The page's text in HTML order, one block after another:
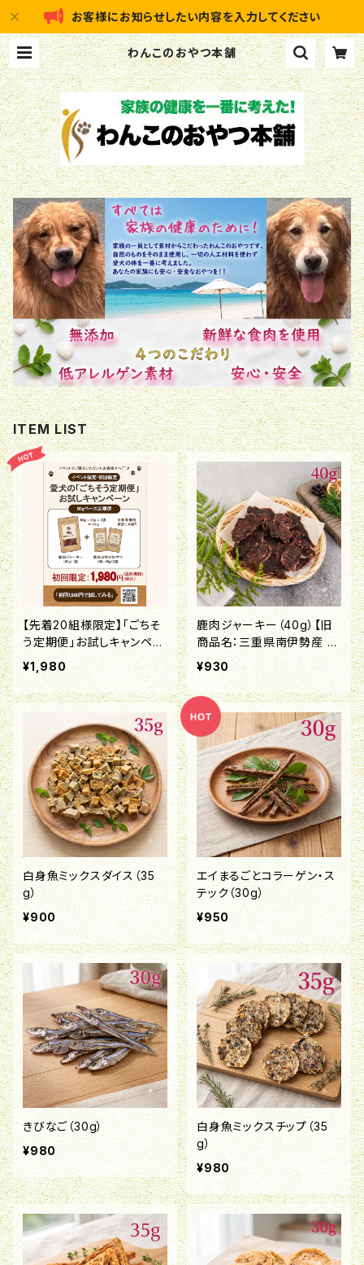
お客様にお知らせしたい内容を入力してください
わんこのおやつ本舗
ITEM LIST
【先着20組様限定】「ごちそ
う定期便」お試しキャンペー
ン！
¥1,980
鹿肉ジャーキー（40g）【旧
商品名：三重県南伊勢産 鹿
肉ジャーキー】
¥930
白身魚ミックスダイス（35
g）
¥900
エイまるごとコラーゲン・ス
テック（30g）
¥950
きびなご（30g）
¥980
白身魚ミックスチップ（35
g）
¥980